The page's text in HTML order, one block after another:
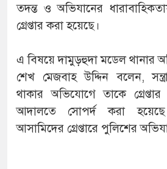
তদন্ত ও অভিযানের
গ্রেপ্তার করা হয়েছে।
এ বিষয়ে দামুড়হুদা মডেল থানার
শেখ মেজবাহ উদ্দিন বলেন,
থাকার অভিযোগে তাকে
আদালতে সোপর্দ করা
আসামিদের গ্রেপ্তারে পুলিশের